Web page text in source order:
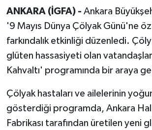
ANKARA (İGFA) - Ankara
'9 Mayıs Dünya Çölyak Günü'ne
farkındalık etkinliği düzenledi.
glüten hassasiyeti olan
Kahvaltı' programında bir araya
Çölyak hastaları ve ailelerinin
gösterdiği programda, Ankara
Fabrikası tarafından üretilen yeni